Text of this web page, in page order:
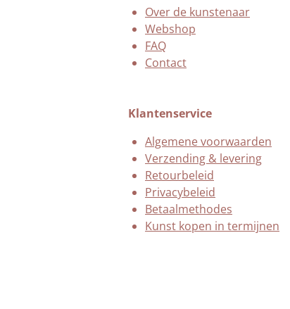
Over de kunstenaar
Webshop
FAQ
Contact
Klantenservice
Algemene voorwaarden
Verzending & levering
Retourbeleid
Privacybeleid
Betaalmethodes
Kunst kopen in termijnen